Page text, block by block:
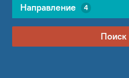
Направление 4
Поиск